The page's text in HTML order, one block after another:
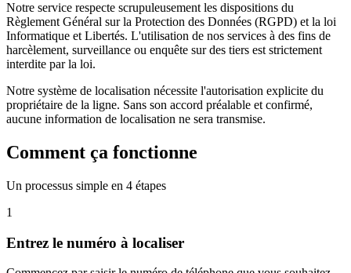
Notre service respecte scrupuleusement les dispositions du
Règlement Général sur la Protection des Données (RGPD) et la loi
Informatique et Libertés. L'utilisation de nos services à des fins de
harcèlement, surveillance ou enquête sur des tiers est strictement
interdite par la loi.
Notre système de localisation nécessite l'autorisation explicite du
propriétaire de la ligne. Sans son accord préalable et confirmé,
aucune information de localisation ne sera transmise.
Comment ça fonctionne
Un processus simple en 4 étapes
1
Entrez le numéro à localiser